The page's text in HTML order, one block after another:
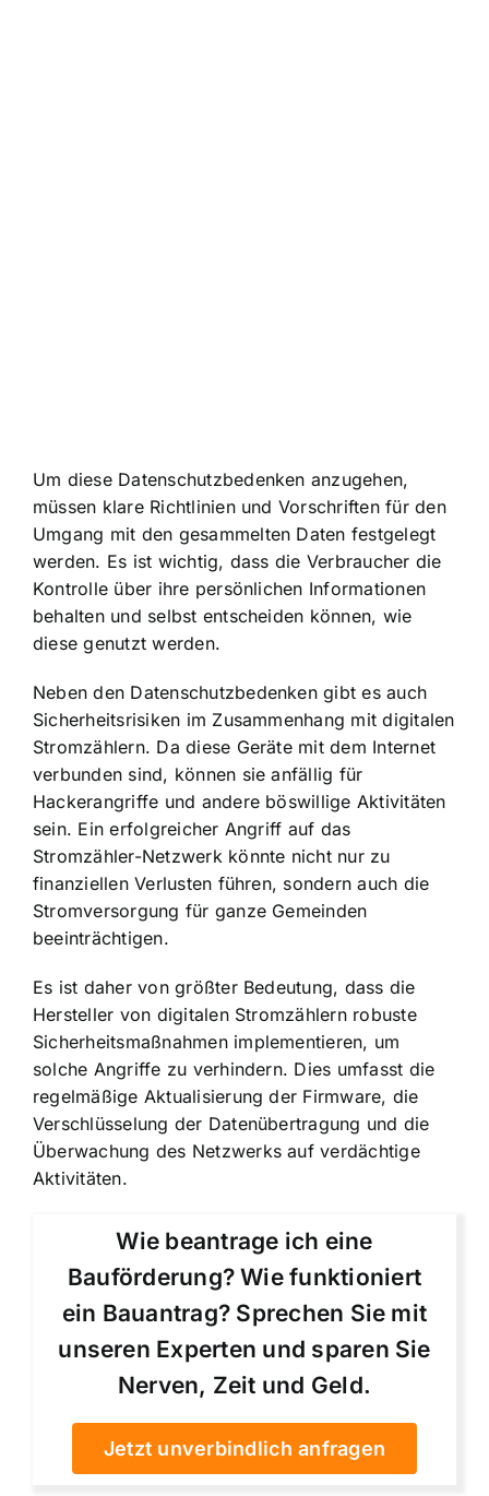
Um diese Datenschutzbedenken anzugehen,
müssen klare Richtlinien und Vorschriften für den
Umgang mit den gesammelten Daten festgelegt
werden. Es ist wichtig, dass die Verbraucher die
Kontrolle über ihre persönlichen Informationen
behalten und selbst entscheiden können, wie
diese genutzt werden.
Neben den Datenschutzbedenken gibt es auch
Sicherheitsrisiken im Zusammenhang mit digitalen
Stromzählern. Da diese Geräte mit dem Internet
verbunden sind, können sie anfällig für
Hackerangriffe und andere böswillige Aktivitäten
sein. Ein erfolgreicher Angriff auf das
Stromzähler-Netzwerk könnte nicht nur zu
finanziellen Verlusten führen, sondern auch die
Stromversorgung für ganze Gemeinden
beeinträchtigen.
Es ist daher von größter Bedeutung, dass die
Hersteller von digitalen Stromzählern robuste
Sicherheitsmaßnahmen implementieren, um
solche Angriffe zu verhindern. Dies umfasst die
regelmäßige Aktualisierung der Firmware, die
Verschlüsselung der Datenübertragung und die
Überwachung des Netzwerks auf verdächtige
Aktivitäten.
Wie beantrage ich eine
Bauförderung? Wie funktioniert
ein Bauantrag? Sprechen Sie mit
unseren Experten und sparen Sie
Nerven, Zeit und Geld.
Jetzt unverbindlich anfragen